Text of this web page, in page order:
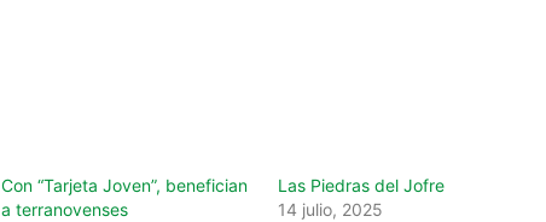
Con “Tarjeta Joven”, benefician
a terranovenses
Las Piedras del Jofre
14 julio, 2025